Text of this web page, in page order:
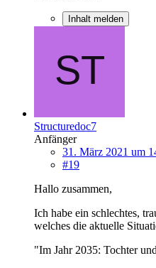
Inhalt melden
Structuredoc7
Anfänger
31. März 2021 um
#19
Hallo zusammen,
Ich habe ein schlechtes,
welches die aktuelle
"Im Jahr 2035: Tochter